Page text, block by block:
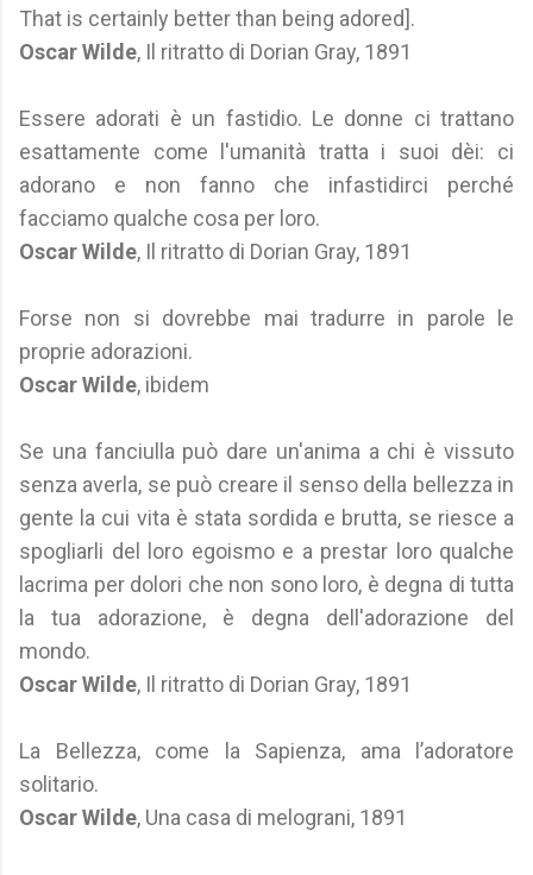
That is certainly better than being adored].
Oscar Wilde, Il ritratto di Dorian Gray, 1891
Essere adorati è un fastidio. Le donne ci trattano
esattamente come l'umanità tratta i suoi dèi: ci
adorano e non fanno che infastidirci perché
facciamo qualche cosa per loro.
Oscar Wilde, Il ritratto di Dorian Gray, 1891
Forse non si dovrebbe mai tradurre in parole le
proprie adorazioni.
Oscar Wilde, ibidem
Se una fanciulla può dare un'anima a chi è vissuto
senza averla, se può creare il senso della bellezza in
gente la cui vita è stata sordida e brutta, se riesce a
spogliarli del loro egoismo e a prestar loro qualche
lacrima per dolori che non sono loro, è degna di tutta
la tua adorazione, è degna dell'adorazione del
mondo.
Oscar Wilde, Il ritratto di Dorian Gray, 1891
La Bellezza, come la Sapienza, ama l’adoratore
solitario.
Oscar Wilde, Una casa di melograni, 1891